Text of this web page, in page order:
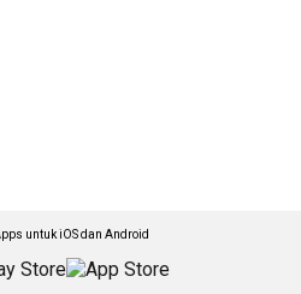
untuk iOS dan Android